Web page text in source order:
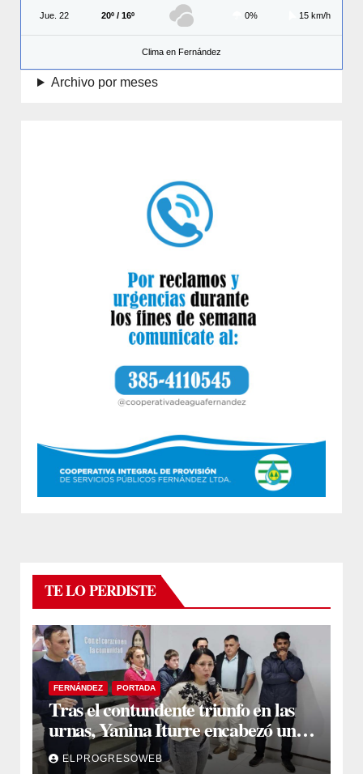
Jue. 22 20º / 16º 0% 15 km/h
Clima en Fernández
Archivo por meses
TE LO PERDISTE
FERNÁNDEZ PORTADA
Tras el contundente triunfo en las
urnas, Yanina Iturre encabezó un
encuentro con vecinos y dirigentes
ELPROGRESOWEB